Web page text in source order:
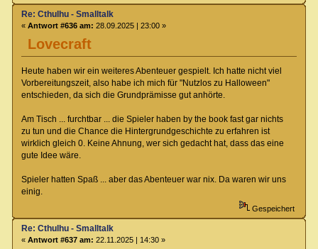
Lovecraft
Re: Cthulhu - Smalltalk
« Antwort #636 am: 28.09.2025 | 23:00 »
Heute haben wir ein weiteres Abenteuer gespielt. Ich hatte nicht viel
Vorbereitungszeit, also habe ich mich für "Nutzlos zu Halloween"
entschieden, da sich die Grundprämisse gut anhörte.
Am Tisch ... furchtbar ... die Spieler haben by the book fast gar nichts
zu tun und die Chance die Hintergrundgeschichte zu erfahren ist
wirklich gleich 0. Keine Ahnung, wer sich gedacht hat, dass das eine
gute Idee wäre.
Spieler hatten Spaß ... aber das Abenteuer war nix. Da waren wir uns
einig.
Gespeichert
Re: Cthulhu - Smalltalk
« Antwort #637 am: 22.11.2025 | 14:30 »